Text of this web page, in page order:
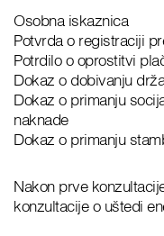
Osobna iskaznica
Potvrda o registraciji
Potrdilo o oprostitvi
Dokaz o dobivanju
Dokaz o primanju
naknade
Dokaz o primanju
Nakon prve
konzultacije o uštedi